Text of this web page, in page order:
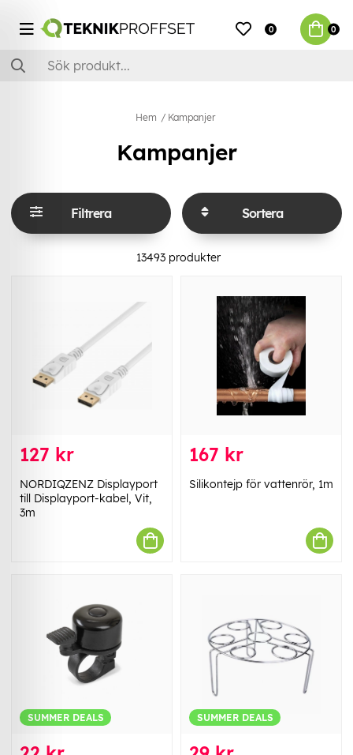
0 0
Hem Kampanjer
Kampanjer
Filtrera Sortera
13493produkter
127 kr
NORDIQZENZ Displayport
till Displayport-kabel, Vit,
3m
167 kr
Silikontejp för vattenrör, 1m
SUMMER DEALS SUMMER DEALS